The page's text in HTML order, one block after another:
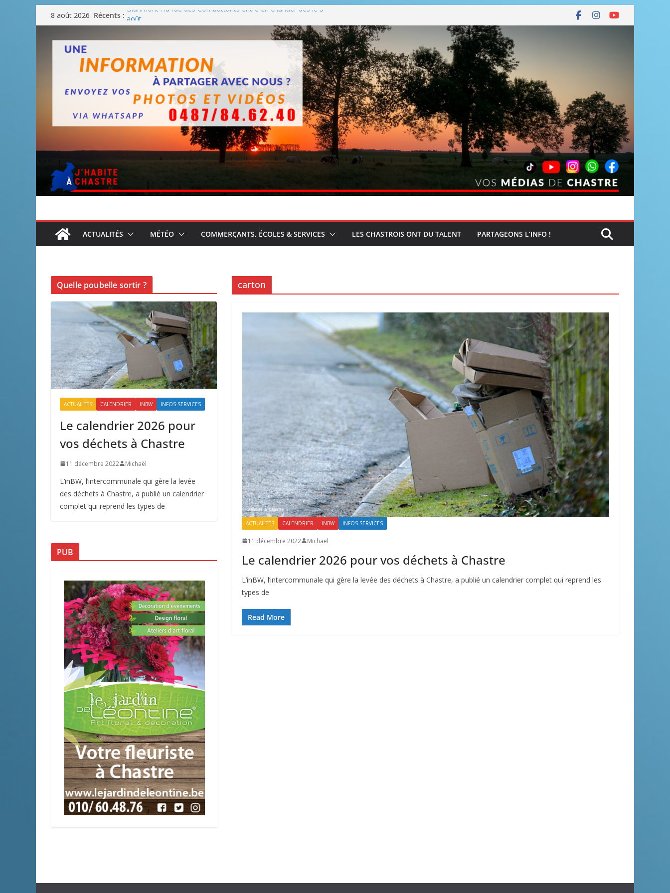
Passer
au
contenu
8 août 2026 Récents :
Blanmont : la rue des Combattants entre en chantier dès le 3
août
Une fête nationale sans drache
ACTUALITÉS MÉTÉO COMMERÇANTS, ÉCOLES & SERVICES LES CHASTROIS ONT DU TALENT PARTAGEONS L’INFO !
carton
ACTUALITÉS CALENDRIER INBW INFOS-SERVICES
11 décembre 2022 Michaël
Le calendrier 2026 pour vos déchets à Chastre
L’inBW, l’intercommunale qui gère la levée des déchets à Chastre, a publié un calendrier complet qui reprend les
types de
Read More
Quelle poubelle sortir ?
ACTUALITÉS CALENDRIER INBW INFOS-SERVICES
Le calendrier 2026 pour
vos déchets à Chastre
11 décembre 2022 Michaël
L’inBW, l’intercommunale qui gère la levée
des déchets à Chastre, a publié un calendrier
complet qui reprend les types de
PUB